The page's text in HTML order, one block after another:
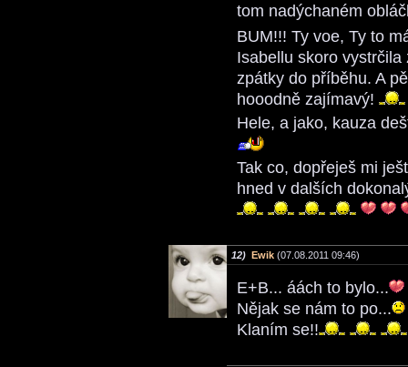
tom nadýchaném
BUM!!! Ty voe, Ty to
Isabellu skoro
zpátky do příběhu. A
hooodně zajímavý!
Hele, a jako, kauza
Tak co, dopřeješ mi
hned v dalších
12) Ewik (07.08.2011 09:46)
E+B... áách to bylo...
Nějak se nám to po...
Klaním se!!